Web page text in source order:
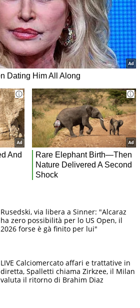
Rusedski, via libera a Sinner: "Alcaraz
ha zero possibilità per lo US Open, il
2026 forse è gà finito per lui"
LIVE Calciomercato affari e trattative in
diretta, Spalletti chiama Zirkzee, il Milan
valuta il ritorno di Brahim Diaz